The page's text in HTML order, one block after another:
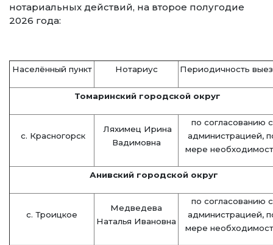
нотариальных действий, на второе полугодие
2026 года:
Населённый пункт Нотариус Периодичность
Томаринский городской округ
с. Красногорск
Ляхимец Ирина
Вадимовна
по согласованию с
администрацией,
мере
Анивский городской округ
с. Троицкое
Медведева
Наталья Ивановна
по согласованию с
администрацией,
мере